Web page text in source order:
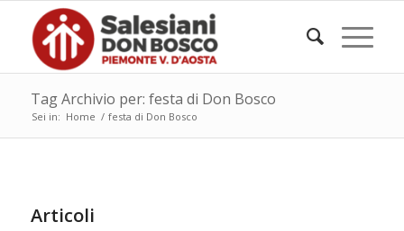
Tag Archivio per: festa di Don Bosco
Sei in: Home / festa di Don Bosco
Articoli